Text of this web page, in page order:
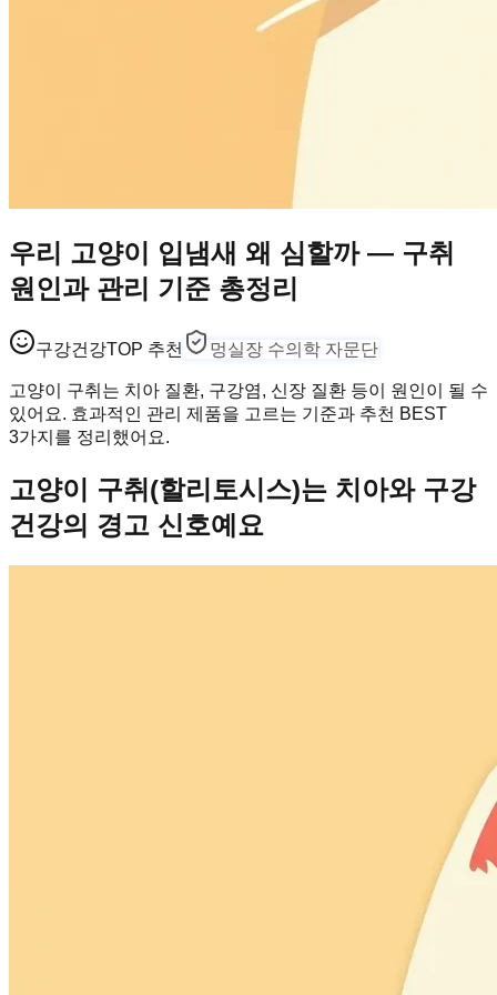
우리 고양이 입냄새 왜 심할까 — 구취
원인과 관리 기준 총정리
구강건강TOP 추천 멍실장 수의학 자문단
고양이 구취는 치아 질환, 구강염, 신장 질환 등이 원인이 될 수
있어요. 효과적인 관리 제품을 고르는 기준과 추천 BEST
3가지를 정리했어요.
고양이 구취(할리토시스)는 치아와 구강
건강의 경고 신호예요